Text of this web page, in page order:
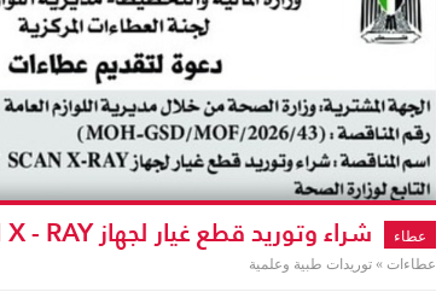
عطاء شراء وتوريد قطع غيار لجهاز CT SCAN X - RAY
عطاءات » توريدات طبية وعلمية